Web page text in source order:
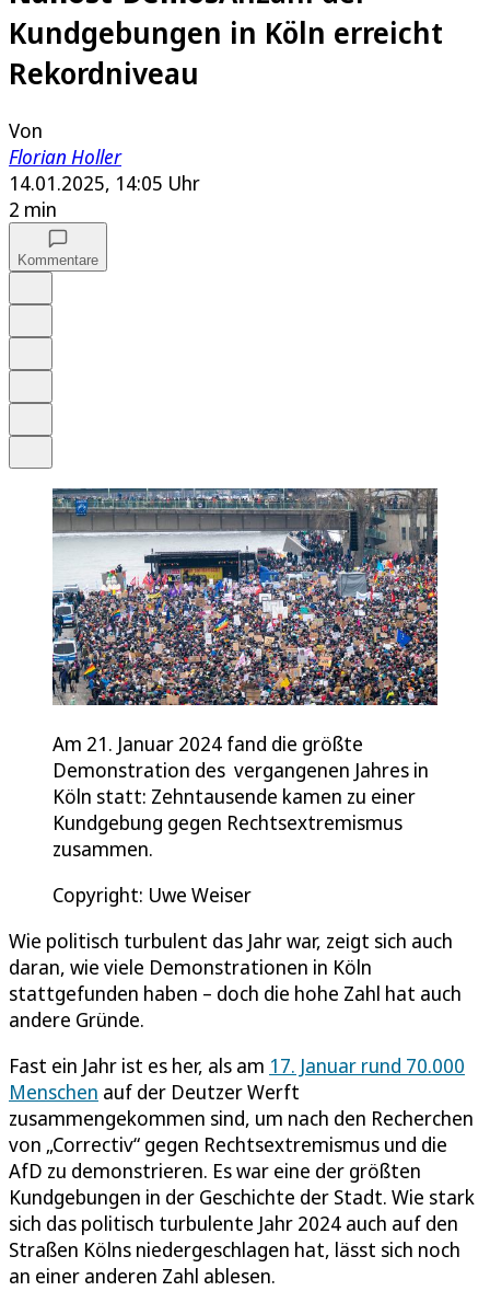
Kundgebungen in Köln erreicht
Rekordniveau
Von
Florian Holler
14.01.2025, 14:05 Uhr
2 min
Kommentare
Am 21. Januar 2024 fand die größte
Demonstration des vergangenen Jahres in
Köln statt: Zehntausende kamen zu einer
Kundgebung gegen Rechtsextremismus
zusammen.
Copyright: Uwe Weiser
Wie politisch turbulent das Jahr war, zeigt sich auch
daran, wie viele Demonstrationen in Köln
stattgefunden haben – doch die hohe Zahl hat auch
andere Gründe.
Fast ein Jahr ist es her, als am 17. Januar rund 70.000
Menschen auf der Deutzer Werft
zusammengekommen sind, um nach den Recherchen
von „Correctiv“ gegen Rechtsextremismus und die
AfD zu demonstrieren. Es war eine der größten
Kundgebungen in der Geschichte der Stadt. Wie stark
sich das politisch turbulente Jahr 2024 auch auf den
Straßen Kölns niedergeschlagen hat, lässt sich noch
an einer anderen Zahl ablesen.